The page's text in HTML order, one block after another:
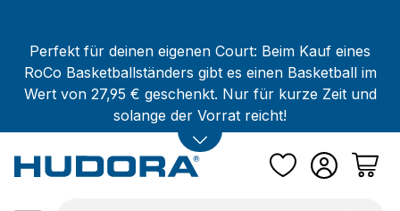
Perfekt für deinen eigenen Court: Beim Kauf eines
RoCo Basketballständers gibt es einen Basketball im
Wert von 27,95 € geschenkt. Nur für kurze Zeit und
solange der Vorrat reicht!